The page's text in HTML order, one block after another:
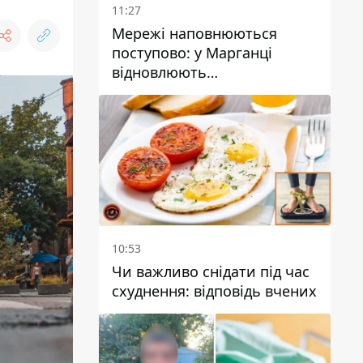
11:27
Мережі наповнюються
поступово: у Марганці
відновлюють
водопостачання
10:53
Чи важливо снідати під час
схуднення: відповідь вчених